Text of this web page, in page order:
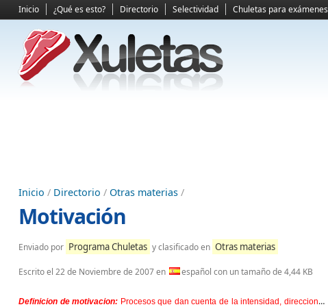
Inicio ¿Qué es esto? Directorio Selectividad Chuletas para exámenes
Inicio / Directorio / Otras materias /
Motivación
Enviado por Programa Chuletas y clasificado en Otras materias
Escrito el 22 de Noviembre de 2007en español con un tamaño de 4,44 KB
Definicion de motivacion: Procesos que dan cuenta de la intensidad, direccion y